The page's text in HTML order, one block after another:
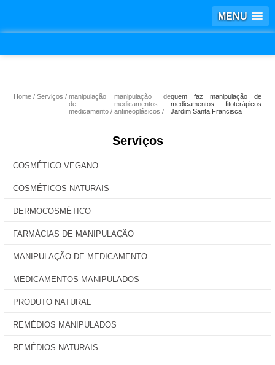
MENU
Home Serviços
manipulação
de
medicamento
manipulação de
medicamentos
antineoplásicos
quem faz manipulação de
medicamentos fitoterápicos
Jardim Santa Francisca
Serviços
COSMÉTICO VEGANO
COSMÉTICOS NATURAIS
DERMOCOSMÉTICO
FARMÁCIAS DE MANIPULAÇÃO
MANIPULAÇÃO DE MEDICAMENTO
MEDICAMENTOS MANIPULADOS
PRODUTO NATURAL
REMÉDIOS MANIPULADOS
REMÉDIOS NATURAIS